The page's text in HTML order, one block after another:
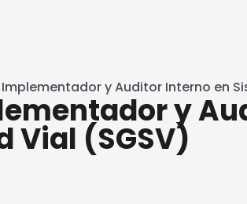
y Auditor Interno en
y
Vial (SGSV)